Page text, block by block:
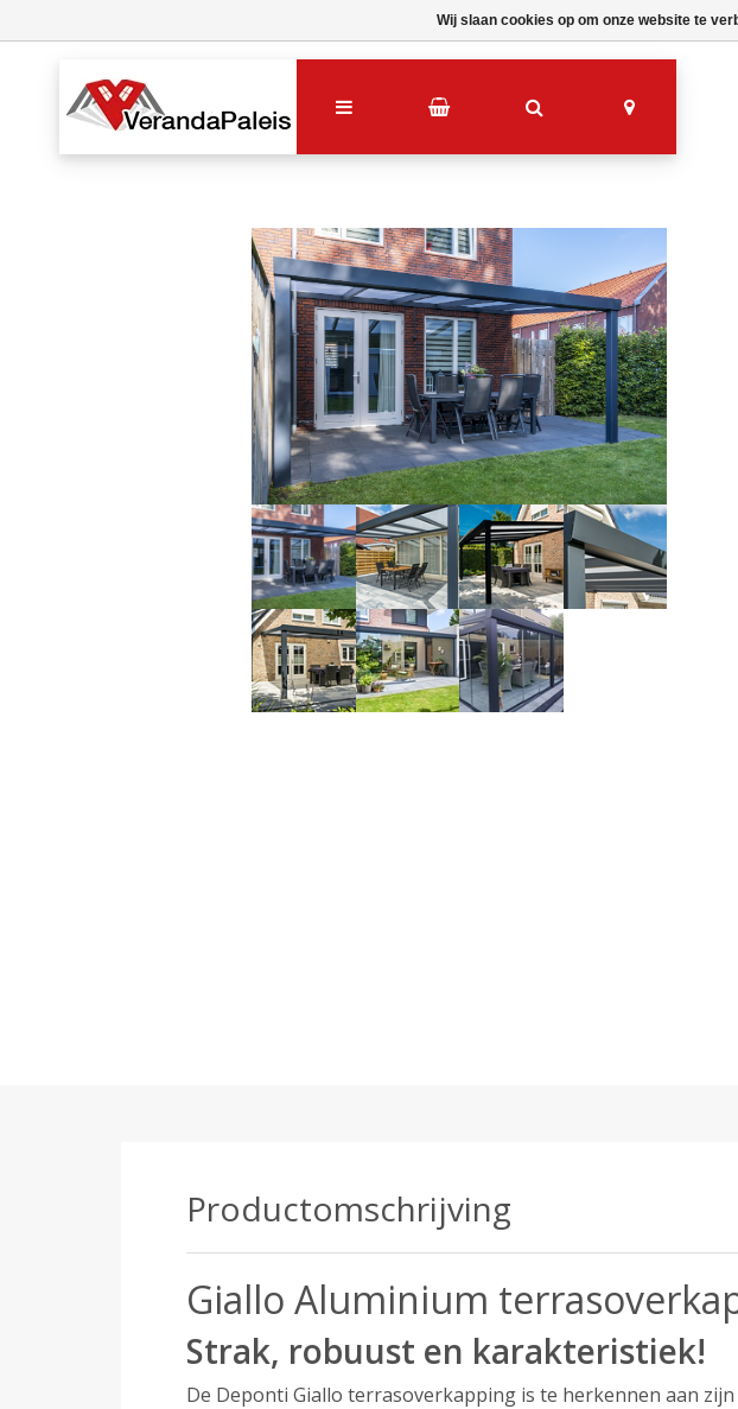
Productomschrijving
Giallo Aluminium
Strak, robuust en karakteristiek!
De Deponti Giallo terrasoverkapping is te herkennen aan
Wij slaan cookies op om onze website te